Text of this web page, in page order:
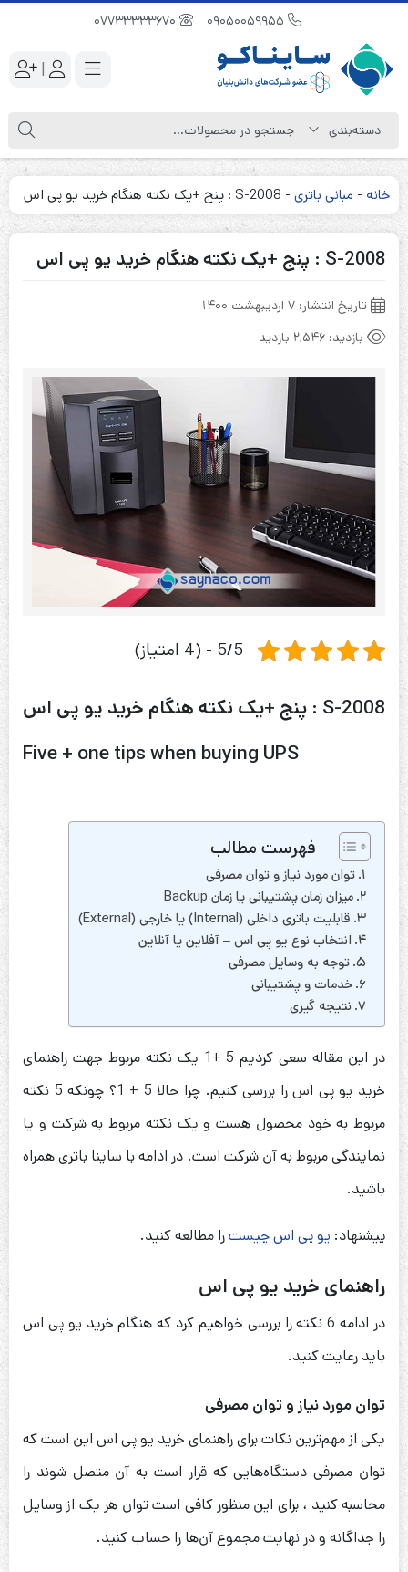
|
خانه - مبانی باتری - S-2008 : پنج +یک نکته هنگام خرید یو پی اس
S-2008 : پنج +یک نکته هنگام خرید یو پی اس
تاریخ انتشار: ۷ اردیبهشت ۱۴۰۰
بازدید: 2,546 بازدید
5/5 - (4 امتیاز)
S-2008 : پنج +یک نکته هنگام خرید یو پی اس
Five + one tips when buying UPS
فهرست مطالب
توان مورد نیاز و توان مصرفی
میزان زمان پشتیبانی یا زمان Backup
قابلیت باتری داخلی (Internal) یا خارجی (External)
انتخاب نوع یو پی اس – آفلاین یا آنلاین
توجه به وسایل مصرفی
خدمات و پشتیبانی
نتیجه گیری
در این مقاله سعی کردیم 5 +1 یک نکته مربوط جهت راهنمای
خرید یو پی اس را بررسی کنیم. چرا حالا 5 + 1؟ چونکه 5 نکته
مربوط به خود محصول هست و یک نکته مربوط به شرکت و یا
نمایندگی مربوط به آن شرکت است. در ادامه با ساینا باتری همراه
باشید.
پیشنهاد: یو پی اس چیسترا مطالعه کنید.
راهنمای خرید یو پی اس
در ادامه 6 نکته را بررسی خواهیم کرد که هنگام خرید یو پی اس
باید رعایت کنید.
توان مورد نیاز و توان مصرفی
یکی از مهم‌ترین نکات برای راهنمای خرید یو پی اس این است که
توان مصرفی دستگاه‌هایی که قرار است به آن متصل شوند را
محاسبه کنید ، برای این منظور کافی است توان هر یک از وسایل
را جداگانه و در نهایت مجموع آن‌ها را حساب کنید.